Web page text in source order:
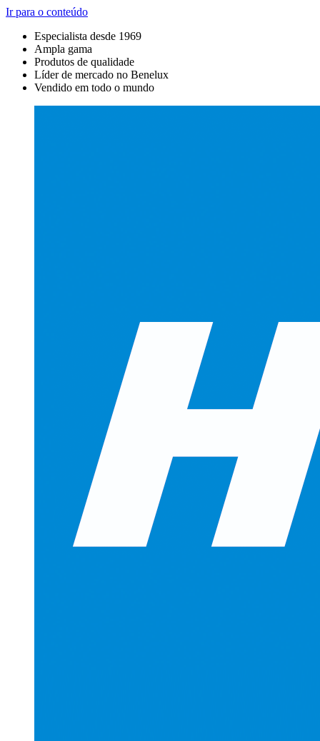
Ir para o conteúdo
Especialista desde 1969
Ampla gama
Produtos de qualidade
Líder de mercado no Benelux
Vendido em todo o mundo